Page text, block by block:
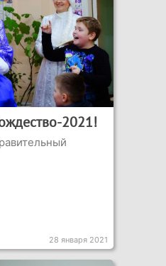
2021!
28 января 2021